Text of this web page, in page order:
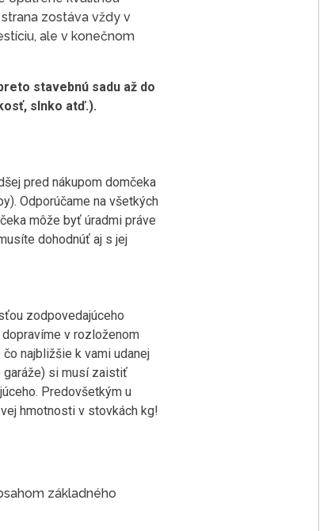
zostáva vždy v
ale v konečnom
stavebnú sadu až do
slnko atď.).
pred nákupom domčeka
Odporúčame na všetkých
môže byť úradmi práve
dohodnúť aj s jej
zodpovedajúceho
v rozloženom
najbližšie k vami udanej
garáže) si musí zaistiť
Predovšetkým u
hmotnosti v stovkách kg!
základného